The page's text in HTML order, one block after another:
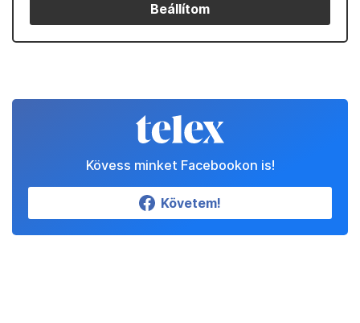
Beállítom
Kövess minket Facebookon is!
Követem!